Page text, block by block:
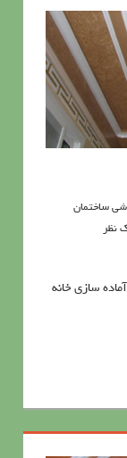
ساختمان
نظر
سازی خانه